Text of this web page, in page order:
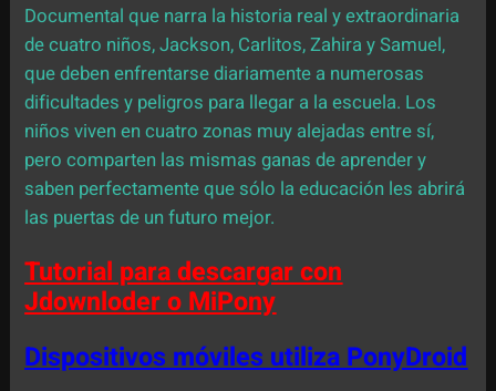
Documental que narra la historia real y extraordinaria
de cuatro niños, Jackson, Carlitos, Zahira y Samuel,
que deben enfrentarse diariamente a numerosas
dificultades y peligros para llegar a la escuela. Los
niños viven en cuatro zonas muy alejadas entre sí,
pero comparten las mismas ganas de aprender y
saben perfectamente que sólo la educación les abrirá
las puertas de un futuro mejor.
Tutorial para descargar con
Jdownloder o MiPony
Dispositivos móviles utiliza PonyDroid